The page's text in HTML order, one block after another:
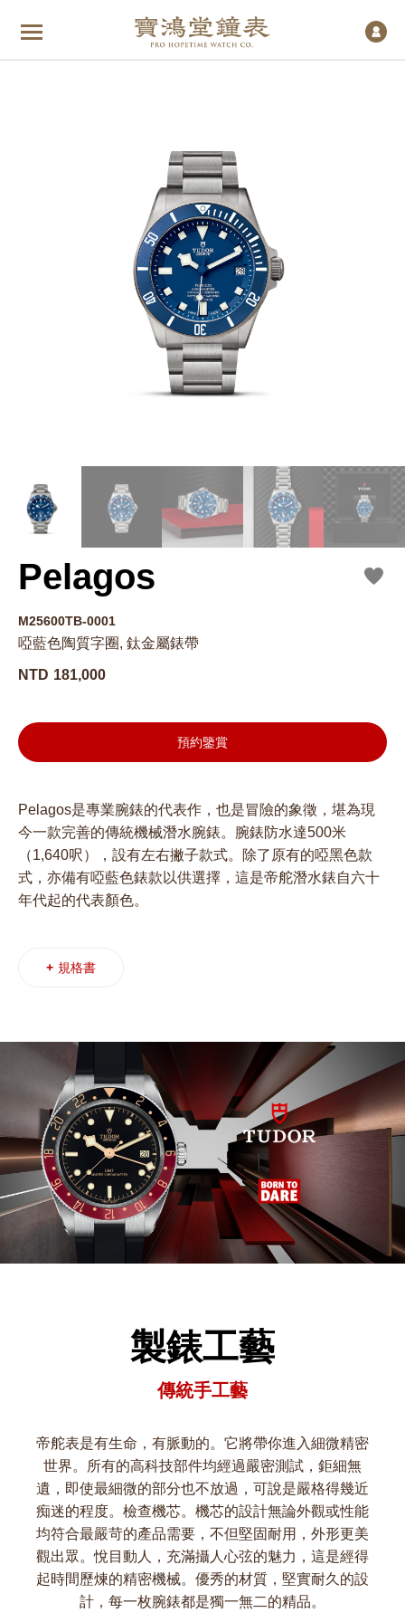
Pelagos
M25600TB-0001
啞藍色陶質字圈, 鈦金屬錶帶
NTD 181,000
預約鑒賞
Pelagos是專業腕錶的代表作，也是冒險的象徵，堪為現
今一款完善的傳統機械潛水腕錶。腕錶防水達500米
（1,640呎），設有左右撇子款式。除了原有的啞黑色款
式，亦備有啞藍色錶款以供選擇，這是帝舵潛水錶自六十
年代起的代表顏色。
+ 規格書
製錶工藝
傳統手工藝
帝舵表是有生命，有脈動的。它將帶你進入細微精密
世界。所有的高科技部件均經過嚴密測試，鉅細無
遺，即使最細微的部分也不放過，可說是嚴格得幾近
痴迷的程度。檢查機芯。機芯的設計無論外觀或性能
均符合最嚴苛的產品需要，不但堅固耐用，外形更美
觀出眾。悅目動人，充滿攝人心弦的魅力，這是經得
起時間歷煉的精密機械。優秀的材質，堅實耐久的設
計，每一枚腕錶都是獨一無二的精品。